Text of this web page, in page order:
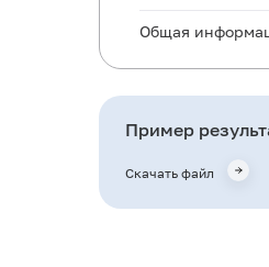
Общая
Для чего
Пример
Скачать файл